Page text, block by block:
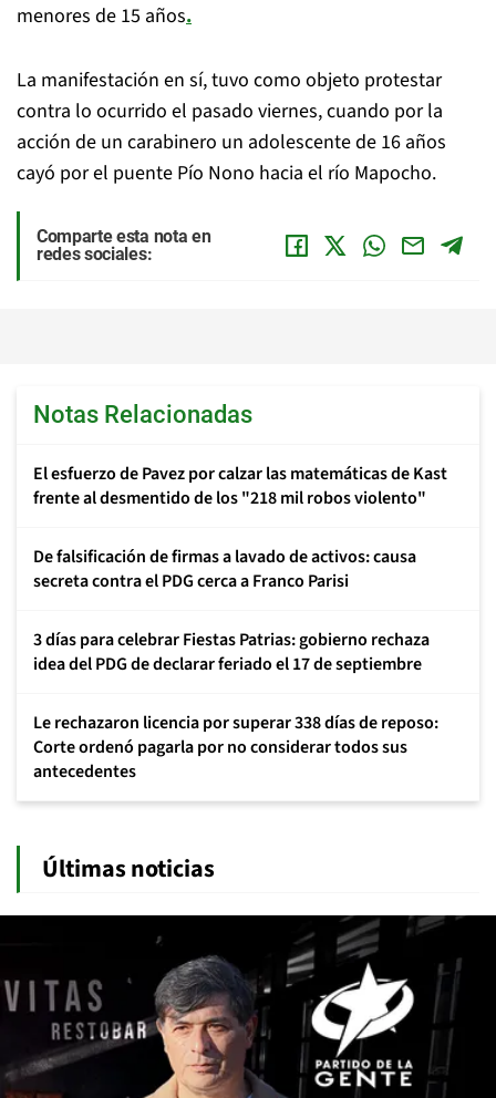
menores de 15 años.
La manifestación en sí, tuvo como objeto protestar
contra lo ocurrido el pasado viernes, cuando por la
acción de un carabinero un adolescente de 16 años
cayó por el puente Pío Nono hacia el río Mapocho.
Comparte esta nota en
redes sociales:
Notas Relacionadas
El esfuerzo de Pavez por calzar las matemáticas de Kast
frente al desmentido de los "218 mil robos violento"
De falsificación de firmas a lavado de activos: causa
secreta contra el PDG cerca a Franco Parisi
3 días para celebrar Fiestas Patrias: gobierno rechaza
idea del PDG de declarar feriado el 17 de septiembre
Le rechazaron licencia por superar 338 días de reposo:
Corte ordenó pagarla por no considerar todos sus
antecedentes
Últimas noticias